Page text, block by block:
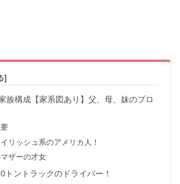
族構成【家系図あり】父、母、妹のプロ
リッシュ系のアメリカ人！
ザーの才女
トントラックのドライバー！